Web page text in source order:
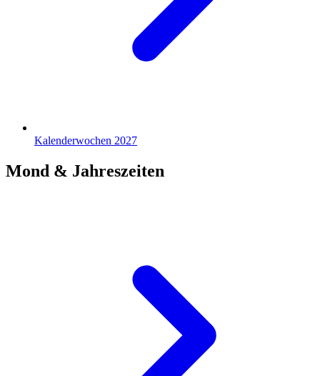
Kalenderwochen 2027
Mond & Jahreszeiten